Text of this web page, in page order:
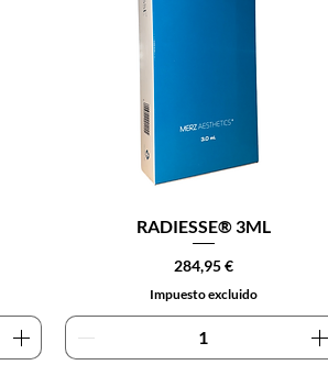
RADIESSE® 3ML
Precio
284,95 €
Impuesto excluido